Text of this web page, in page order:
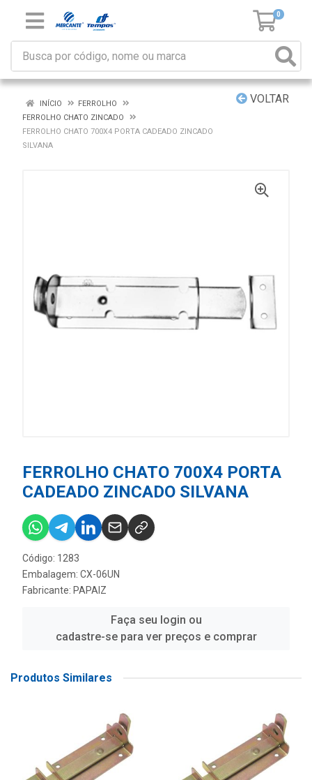
0
VOLTAR
INÍCIO
FERROLHO
FERROLHO CHATO ZINCADO
FERROLHO CHATO 700X4 PORTA CADEADO ZINCADO
SILVANA
FERROLHO CHATO 700X4 PORTA
CADEADO ZINCADO SILVANA
Código: 1283
Embalagem: CX-06UN
Fabricante: PAPAIZ
Faça seu login ou
cadastre-se para ver preços e comprar
Produtos Similares